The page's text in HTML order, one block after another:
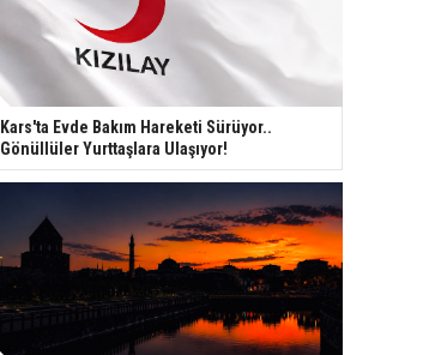
Kars'ta Evde Bakım Hareketi Sürüyor..
Gönüllüler Yurttaşlara Ulaşıyor!